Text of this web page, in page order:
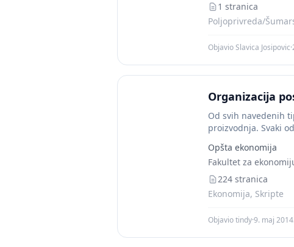
1 stranica
Poljoprivreda/
Objavio Slavica Josipovic·
Organizacija
Od svih navedenih
proizvodnja. Svaki
Opšta ekonomija
Fakultet za
224 stranica
Ekonomija, Skripte
Objavio tindy·9. maj 2014.